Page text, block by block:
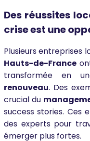
Des réussites
crise est une
Plusieurs entreprises
Hauts-de-France
transformée en
renouveau. Des
crucial du
success stories. Ces
des experts pour
émerger plus fortes.